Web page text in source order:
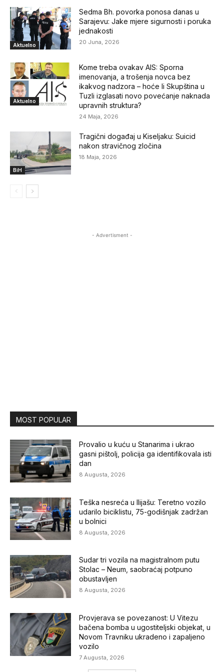
Aktuelno
Sedma Bh. povorka ponosa danas u
Sarajevu: Jake mjere sigurnosti i poruka
jednakosti
20 Juna, 2026
Aktuelno
Kome treba ovakav AIS: Sporna
imenovanja, a trošenja novca bez
ikakvog nadzora – hoće li Skupština u
Tuzli izglasati novo povećanje naknada
upravnih struktura?
24 Maja, 2026
BiH
Tragični događaj u Kiseljaku: Suicid
nakon stravičnog zločina
18 Maja, 2026
- Advertisment -
MOST POPULAR
Provalio u kuću u Stanarima i ukrao
gasni pištolj, policija ga identifikovala isti
dan
8 Augusta, 2026
Teška nesreća u Ilijašu: Teretno vozilo
udarilo biciklistu, 75-godišnjak zadržan
u bolnici
8 Augusta, 2026
Sudar tri vozila na magistralnom putu
Stolac – Neum, saobraćaj potpuno
obustavljen
8 Augusta, 2026
Provjerava se povezanost: U Vitezu
bačena bomba u ugostiteljski objekat, u
Novom Travniku ukradeno i zapaljeno
vozilo
7 Augusta, 2026